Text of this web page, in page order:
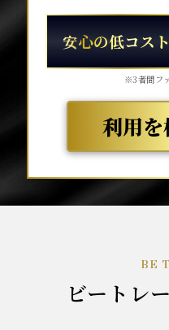
安心の低コス
※3者間フ
利用を
BE
ビートレ